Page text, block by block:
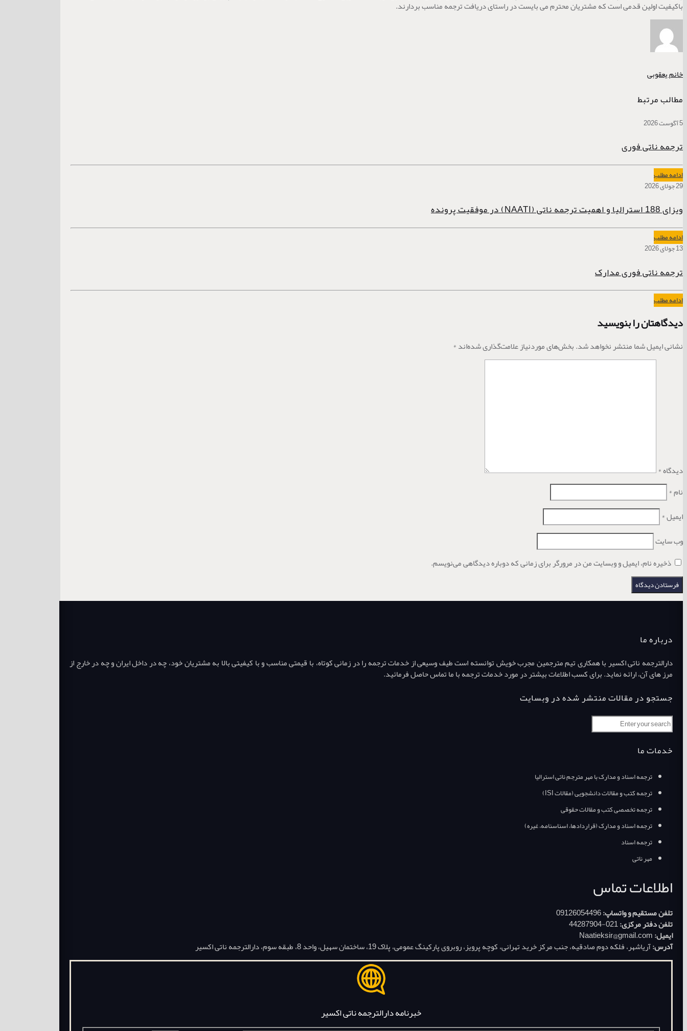
باکیفیت اولین قدمی است که مشتریان محترم می بایست در راستای دریافت ترجمه مناسب بردارند.
خانم یعقوبی
مطالب مرتبط
5 آگوست 2026
ترجمه ناتی فوری
ادامه مطلب
29 جولای 2026
ویزای 188 استرالیا و اهمیت ترجمه ناتی (NAATI) در موفقیت پرونده
ادامه مطلب
13 جولای 2026
ترجمه ناتی فوری مدارک
ادامه مطلب
دیدگاهتان را بنویسید
نشانی ایمیل شما منتشر نخواهد شد.بخش‌های موردنیاز علامت‌گذاری شده‌اند*
دیدگاه*
نام*
ایمیل*
وب‌ سایت
ذخیره نام، ایمیل و وبسایت من در مرورگر برای زمانی که دوباره دیدگاهی می‌نویسم.
درباره ما
دارالترجمه ناتی اکسیر با همکاری تیم مترجمین مجرب خویش توانسته است طیف وسیعی از خدمات ترجمه را در زمانی کوتاه، با قیمتی مناسب و با کیفیتی بالا به مشتریان خود، چه در داخل ایران و چه در خارج از
مرز های آن، ارائه نماید. برای کسب اطلاعات بیشتر در مورد خدمات ترجمه با ما تماس حاصل فرمائید.
جستجو در مقالات منتشر شده در وبسایت
خدمات ما
ترجمه اسناد و مدارک با مهر مترجم ناتی استرالیا
ترجمه کتب و مقالات دانشجویی (مقالات ISI)
ترجمه تخصصی کتب و مقالات حقوقی
ترجمه اسناد و مدارک (قراردادها، اسناسنامه، غیره)
ترجمه اسناد
مهر ناتی
اطلاعات تماس
تلفن مستقیم و واتساپ:09126054496
تلفن دفتر مرکزی:
ایمیل:
آدرس:آریاشهر، فلکه دوم صادقیه، جنب مرکز خرید تهرانی، کوچه پرویز، روبروی پارکینگ عمومی، پلاک 19، ساختمان سهیل، واحد 8، طبقه سوم، دارالترجمه ناتی اکسیر
خبرنامه دارالترجمه ناتی اکسیر